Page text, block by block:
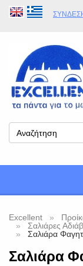
Excellent
Σαλιάρες
Σαλιάρα
Σαλιάρα